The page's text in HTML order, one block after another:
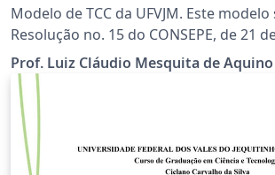
Modelo de TCC da UFVJM. Este modelo
Resolução no. 15 do CONSEPE, de 21
LEIA a Resolução! Vide:
http://www.ufvjm.edu.br/prograd/tcc.html
(class): - Prof. Luiz Cláudio Mesquita de
Contributors: - Jaime Batista de Souza - Prof. Weversson
Dalmaso Sellin
Prof. Luiz Cláudio Mesquita de Aquino